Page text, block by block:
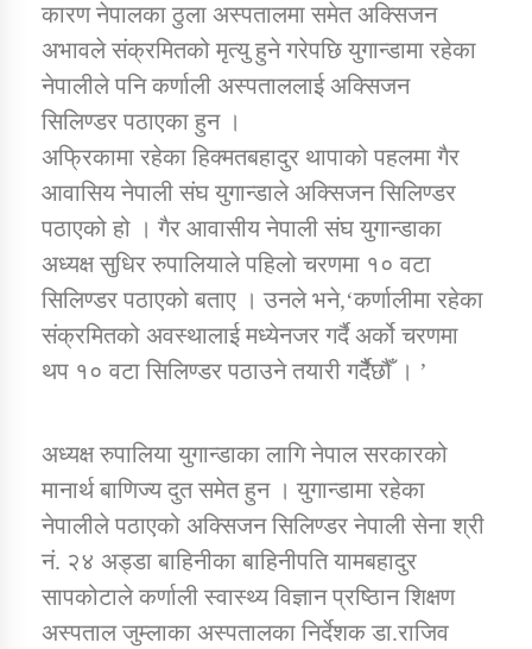
कार्यक्रम कार्यान्वयन एकाई जुम्लाको सुचना
कारण नेपालका ठुला अस्पतालमा समेत अक्सिजन
अभावले संक्रमितको मृत्यु हुने गरेपछि युगान्डामा रहेका
नेपालीले पनि कर्णाली अस्पताललाई अक्सिजन
सिलिण्डर पठाएका हुन ।
अफ्रिकामा रहेका हिक्मतबहादुर थापाको पहलमा गैर
आवासिय नेपाली संघ युगान्डाले अक्सिजन सिलिण्डर
पठाएको हो । गैर आवासीय नेपाली संघ युगान्डाका
अध्यक्ष सुधिर रुपालियाले पहिलो चरणमा १० वटा
सिलिण्डर पठाएको बताए । उनले भने,‘कर्णालीमा रहेका
संक्रमितको अवस्थालाई मध्येनजर गर्दै अर्को चरणमा
थप १० वटा सिलिण्डर पठाउने तयारी गर्दैैछौँ । ’
अध्यक्ष रुपालिया युगान्डाका लागि नेपाल सरकारको
मानार्थ बाणिज्य दुत समेत हुन । युगान्डामा रहेका
नेपालीले पठाएको अक्सिजन सिलिण्डर नेपाली सेना श्री
नं. २४ अड्डा बाहिनीका बाहिनीपति यामबहादुर
सापकोटाले कर्णाली स्वास्थ्य विज्ञान प्रष्ठिान शिक्षण
अस्पताल जुम्लाका अस्पतालका निर्देशक डा.राजिव